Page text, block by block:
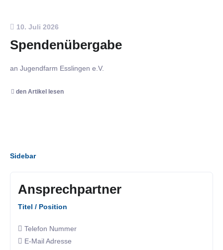
10. Juli 2026
Spendenübergabe
an Jugendfarm Esslingen e.V.
den Artikel lesen
Sidebar
Ansprechpartner
Titel / Position
Telefon Nummer
E-Mail Adresse